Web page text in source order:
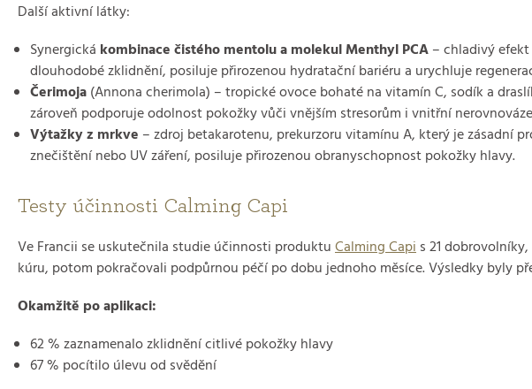
Další aktivní látky:
Synergická kombinace čistého mentolu a molekul Menthyl PCA– chladivý
dlouhodobé zklidnění, posiluje přirozenou hydratační bariéru a urychluje
Čerimoja(Annona cherimola) – tropické ovoce bohaté na vitamín C, sodík a
zároveň podporuje odolnost pokožky vůči vnějším stresorům i vnitřní nerovnováze
Výtažky z mrkve – zdroj betakarotenu, prekurzoru vitamínu A, který je zásadní
znečištění nebo UV záření, posiluje přirozenou obranyschopnost pokožky hlavy.
Testy účinnosti Calming Capi
Ve Francii se uskutečnila studie účinnosti produktuCalming Capis 21
kúru, potom pokračovali podpůrnou péčí po dobu jednoho měsíce. Výsledky byly
Okamžitě po aplikaci:
62 % zaznamenalo zklidnění citlivé pokožky hlavy
67 % pocítilo úlevu od svědění